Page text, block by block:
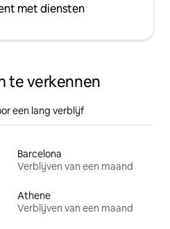
met diensten
te verkennen
een lang verblijf
Barcelona
Verblijven van een maand
Athene
Verblijven van een maand